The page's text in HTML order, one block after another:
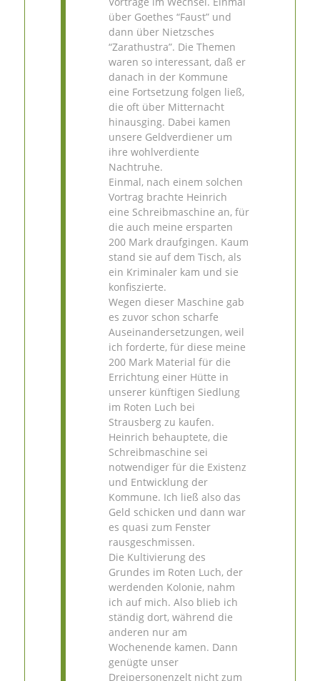
über Goethes “Faust” und
dann über Nietzsches
“Zarathustra”. Die Themen
waren so interessant, daß er
danach in der Kommune
eine Fortsetzung folgen ließ,
die oft über Mitternacht
hinausging. Dabei kamen
unsere Geldverdiener um
ihre wohlverdiente
Nachtruhe.
Einmal, nach einem solchen
Vortrag brachte Heinrich
eine Schreibmaschine an, für
die auch meine ersparten
200 Mark draufgingen. Kaum
stand sie auf dem Tisch, als
ein Kriminaler kam und sie
konfiszierte.
Wegen dieser Maschine gab
es zuvor schon scharfe
Auseinandersetzungen, weil
ich forderte, für diese meine
200 Mark Material für die
Errichtung einer Hütte in
unserer künftigen Siedlung
im Roten Luch bei
Strausberg zu kaufen.
Heinrich behauptete, die
Schreibmaschine sei
notwendiger für die Existenz
und Entwicklung der
Kommune. Ich ließ also das
Geld schicken und dann war
es quasi zum Fenster
rausgeschmissen.
Die Kultivierung des
Grundes im Roten Luch, der
werdenden Kolonie, nahm
ich auf mich. Also blieb ich
ständig dort, während die
anderen nur am
Wochenende kamen. Dann
genügte unser
Dreipersonenzelt nicht zum